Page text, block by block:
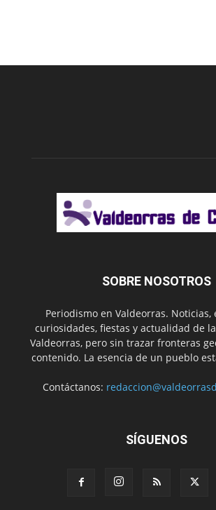
SOBRE NOSOTROS
Periodismo en Valdeorras. Noticias,
curiosidades, fiestas y actualidad de
Valdeorras, pero sin trazar fronteras
contenido. La esencia de un pueblo
Contáctanos:
SÍGUENOS